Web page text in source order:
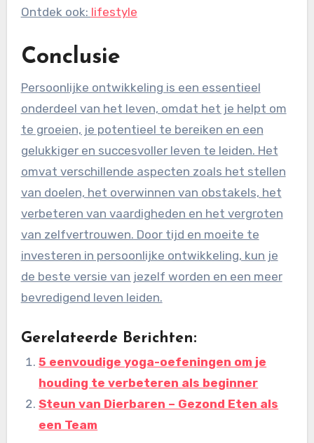
Ontdek ook: lifestyle
Conclusie
Persoonlijke ontwikkeling is een essentieel
onderdeel van het leven, omdat het je helpt om
te groeien, je potentieel te bereiken en een
gelukkiger en succesvoller leven te leiden. Het
omvat verschillende aspecten zoals het stellen
van doelen, het overwinnen van obstakels, het
verbeteren van vaardigheden en het vergroten
van zelfvertrouwen. Door tijd en moeite te
investeren in persoonlijke ontwikkeling, kun je
de beste versie van jezelf worden en een meer
bevredigend leven leiden.
Gerelateerde Berichten:
5 eenvoudige yoga-oefeningen om je
houding te verbeteren als beginner
Steun van Dierbaren – Gezond Eten als
een Team